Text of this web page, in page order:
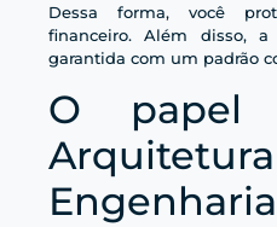
Dessa forma, você
financeiro. Além disso,
garantida com um padrão
O papel
Engenharia